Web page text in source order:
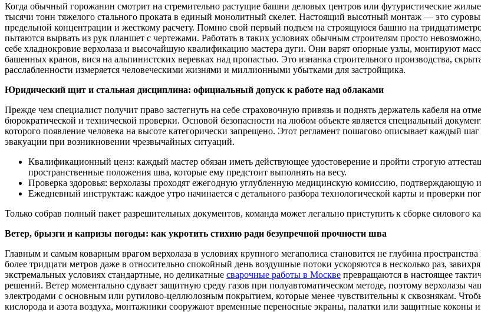
Когда обычный горожанин смотрит на стремительно растущие башни деловых центров или футуристические
тысячи тонн тяжелого стального проката в единый монолитный скелет. Настоящий высотный монтаж — это
предельной концентрации и жесткому расчету. Помню свой первый подъем на строящуюся башню на
пытаются вырвать из рук планшет с чертежами. Работать в таких условиях обычным строителям просто
себе хладнокровие верхолаза и высочайшую квалификацию мастера дуги. Они варят опорные узлы, монтируют
башенных кранов, вися на альпинистских веревках над пропастью. Это изнанка строительного производства,
расслабленности измеряется человеческими жизнями и миллионными убытками для застройщика.
Юридический щит и стальная дисциплина: официальный допуск к работе над облаками
Прежде чем специалист получит право застегнуть на себе страховочную привязь и поднять держатель кабеля на
бюрократической и технической проверки. Основой безопасности на любом объекте является специальный
которого появление человека на высоте категорически запрещено. Этот регламент пошагово описывает каждый
эвакуации при возникновении чрезвычайных ситуаций.
Квалификационный ценз: каждый мастер обязан иметь действующее удостоверение и пройти строгую
пространственные положения шва, которые ему предстоит выполнять на весу.
Проверка здоровья: верхолазы проходят ежегодную углубленную медицинскую комиссию, подтверждающую
Ежедневный инструктаж: каждое утро начинается с детального разбора технологической карты и проверки
Только собрав полный пакет разрешительных документов, команда может легально приступить к сборке силового
Ветер, брызги и капризы погоды: как укротить стихию ради безупречной прочности шва
Главным и самым коварным врагом верхолаза в условиях крупного мегаполиса становится не глубина
более тридцати метров даже в относительно спокойный день воздушные потоки ускоряются в несколько раз,
экстремальных условиях стандартные, но деликатные сварочные работы в Москве превращаются в настоящее
решений. Ветер моментально сдувает защитную среду газов при полуавтоматическом методе, поэтому верхолазы
электродами с основным или рутилово-целлюлозным покрытием, которые менее чувствительны к сквознякам.
кислорода и азота воздуха, монтажники сооружают временные переносные экраны, палатки или защитные коконы